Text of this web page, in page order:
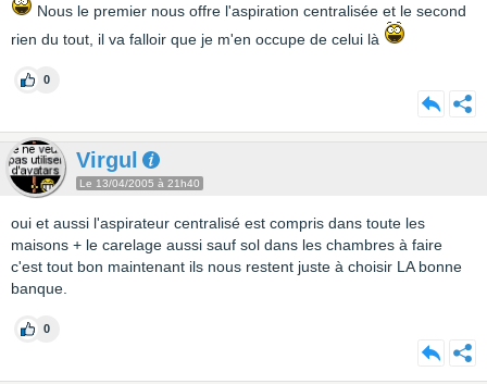
Nous le premier nous offre l'aspiration centralisée et le second
rien du tout, il va falloir que je m'en occupe de celui là
0
Virgul
Le 13/04/2005 à 21h40
oui et aussi l'aspirateur centralisé est compris dans toute les
maisons + le carelage aussi sauf sol dans les chambres à faire
c'est tout bon maintenant ils nous restent juste à choisir LA bonne
banque.
0